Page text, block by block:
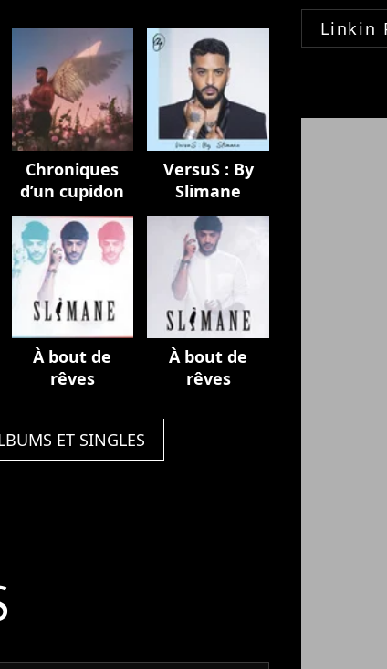
Chroniques
d’un cupidon
VersuS : By
Slimane
À bout de
rêves
À bout de
rêves
ET SINGLES
Linkin